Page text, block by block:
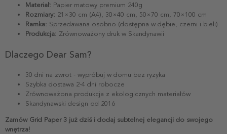
Materiał: Papier matowy premium 240g
Rozmiary: 21×30 cm (A4), 30×40 cm, 50×70 cm, 70×100 cm
Ramka: Sprzedawana osobno (dostępna w dębie, czerni i bieli)
Produkcja: Zrównoważony druk w Skandynawii
Dlaczego Dear Sam?
30 dni na zwrot - wypróbuj w domu bez ryzyka
Szybka dostawa 2-4 dni robocze
Zrównoważona produkcja z ekologicznych materiałów
Skandynawski design od 2016
Zamów Grid Paper 3 już dziś i dodaj subtelnej elegancji do swojego
wnętrza!